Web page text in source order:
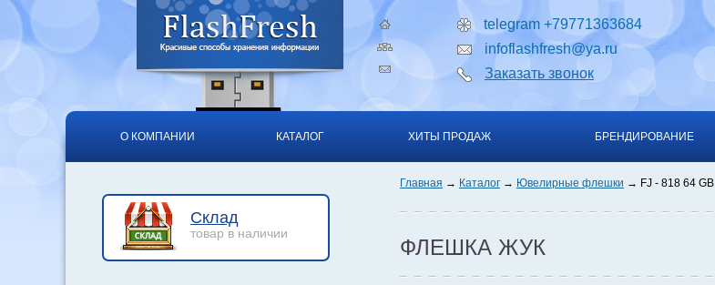
telegram +79771363684
infoflashfresh@ya.ru
Заказать звонок
О КОМПАНИИ КАТАЛОГ ХИТЫ ПРОДАЖ БРЕНДИРОВАНИЕ
Главная Каталог Ювелирные флешки FJ - 818 64 GB
ФЛЕШКА ЖУК
Склад
товар в наличии